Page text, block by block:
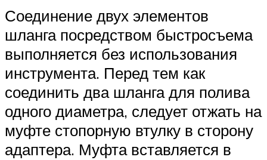
Соединение двух элементов
шланга посредством быстросъема
выполняется без использования
инструмента. Перед тем как
соединить два шланга для полива
одного диаметра, следует отжать на
муфте стопорную втулку в сторону
адаптера. Муфта вставляется в